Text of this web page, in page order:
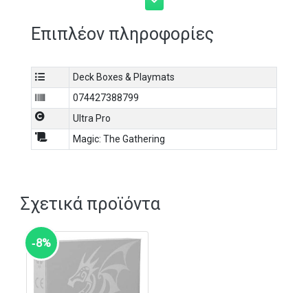
oversize mousepad for home or office. Officially licensed
Features exclusive artwork of Susur Secundi, Void Altar
lies flatSoft fabric top helps protect cards during
gameplayNon-slip rubber backing keeps the playmat
from shifting during use
Επιπλέον πληροφορίες
Deck Boxes & Playmats
074427388799
Ultra Pro
Magic: The Gathering
Σχετικά προϊόντα
‑8%